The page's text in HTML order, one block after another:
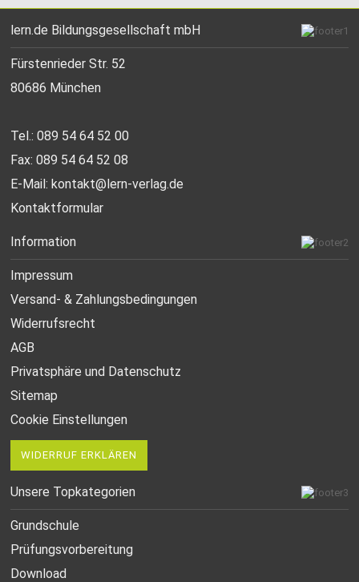
lern.de Bildungsgesellschaft mbH
Fürstenrieder Str. 52
80686 München
Tel.: 089 54 64 52 00
Fax: 089 54 64 52 08
E-Mail:kontakt@lern-verlag.de
Kontaktformular
Information
Impressum
Versand- & Zahlungsbedingungen
Widerrufsrecht
AGB
Privatsphäre und Datenschutz
Sitemap
Cookie Einstellungen
WIDERRUF ERKLÄREN
Unsere Topkategorien
Grundschule
Prüfungsvorbereitung
Download